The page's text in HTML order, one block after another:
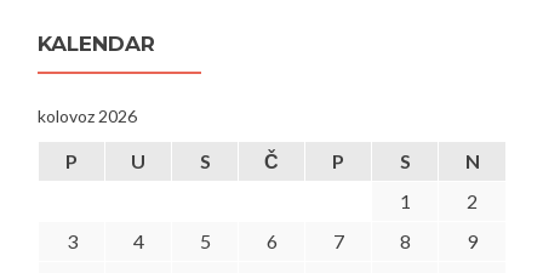
KALENDAR
kolovoz 2026
P U S Č P S
N
1
2
3
4 5 6 7 8
9